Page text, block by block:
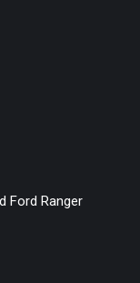
Ford Ranger